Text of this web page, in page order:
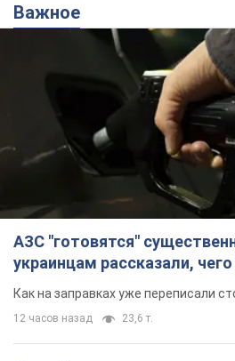
Важное
АЗС "готовятся"
украинцам рассказали,
Как на заправках уже переписали
12 часов назад 23,6 т.